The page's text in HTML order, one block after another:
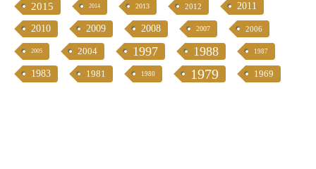
2015 2014 2013 2012 2011
2010 2009 2008 2007 2006
2005 2004 1997 1988 1987
1983 1981 1980 1979 1969